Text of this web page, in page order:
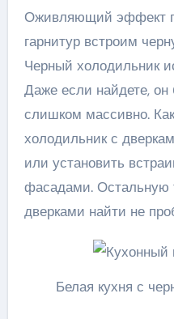
Оживляющий эффект
гарнитур встроим
Черный холодильник
Даже если найдете, он
слишком массивно.
холодильник с
или установить
фасадами. Остальную
дверками найти не
Белая кухня с